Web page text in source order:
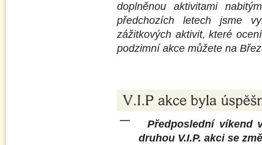
doplněnou aktivitami
předchozích letech jsme
zážitkových aktivit, které
podzimní akce můžete na
Předposlední víkend
druhou V.I.P. akci se